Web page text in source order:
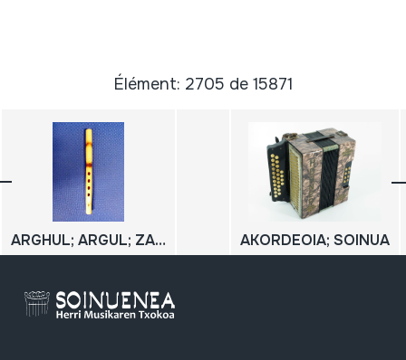
Élément: 2705 de 15871
ARGHUL; ARGUL; ZAMMARA AKORDEOIA; SOINUA